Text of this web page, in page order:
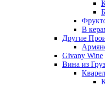
В
Другие
Givany Wine
Вина из